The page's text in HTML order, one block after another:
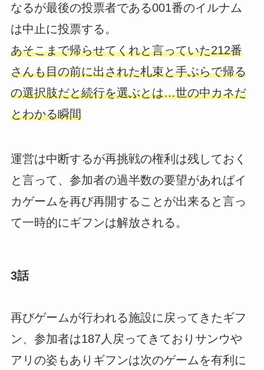
なるが最後の投票者である001番のイルナム
は中止に投票する。
あそこまで帰らせてくれと言っていた212番
さんも目の前に出された札束と手ぶらで帰る
の選択肢だと続行を選ぶとは…世の中カネだ
とわかる瞬間
運営は中断するが再挑戦の権利は残しておく
と言って、参加者の過半数の要望があればイ
カゲームを再び再開することが出来ると言っ
て一時的にギフンは解放される。
3話
再びゲームが行われる施設に戻ってきたギフ
ン、参加者は187人戻ってきておりサンウや
アリの姿もありギフンは次のゲームを有利に